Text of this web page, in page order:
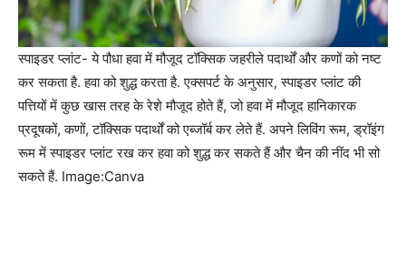
स्पाइडर प्लांट- ये पौधा हवा में मौजूद टॉक्सिक जहरीले पदार्थों और कणों को नष्ट
कर सकता है. हवा को शुद्ध करता है. एक्सपर्ट के अनुसार, स्पाइडर प्लांट की
पत्तियों में कुछ खास तरह के रेशे मौजूद होते हैं, जो हवा में मौजूद हानिकारक
प्रदूषकों, कणों, टॉक्सिक पदार्थों को एब्जॉर्ब कर लेते हैं. अपने लिविंग रूम, ड्रॉइंग
रूम में स्पाइडर प्लांट रख कर हवा को शुद्ध कर सकते हैं और चैन की नींद भी सो
सकते हैं. Image:Canva